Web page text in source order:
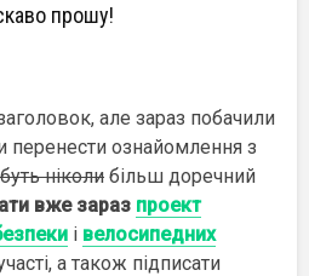
прошу!
але зараз побачили
перенести ознайомлення з
ніколи більш доречний
вже зараз проект
і велосипедних
а також підписати